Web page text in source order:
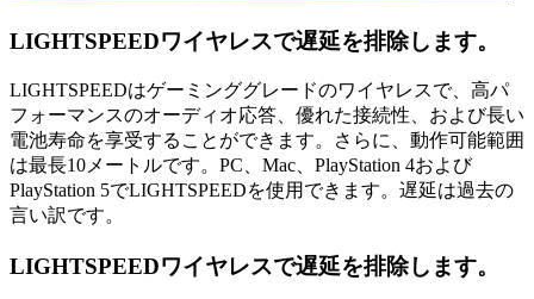
LIGHTSPEEDワイヤレスで遅延を排除します。
LIGHTSPEEDはゲーミンググレードのワイヤレスで、高パ
フォーマンスのオーディオ応答、優れた接続性、および長い
電池寿命を享受することができます。さらに、動作可能範囲
は最長10メートルです。PC、Mac、PlayStation 4および
PlayStation 5でLIGHTSPEEDを使用できます。遅延は過去の
言い訳です。
LIGHTSPEEDワイヤレスで遅延を排除します。